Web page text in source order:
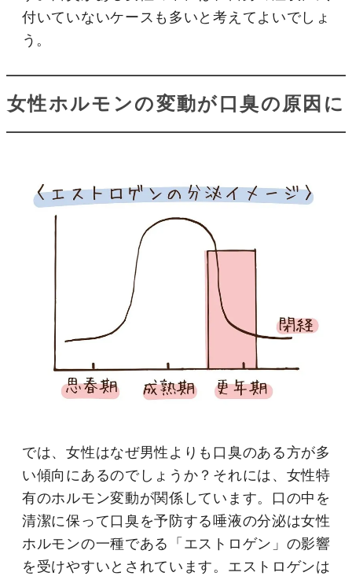
付いていないケースも多いと考えてよいでしょ
う。
女性ホルモンの変動が口臭の原因に
では、女性はなぜ男性よりも口臭のある方が多
い傾向にあるのでしょうか？それには、女性特
有のホルモン変動が関係しています。口の中を
清潔に保って口臭を予防する唾液の分泌は女性
ホルモンの一種である「エストロゲン」の影響
を受けやすいとされています。エストロゲンは